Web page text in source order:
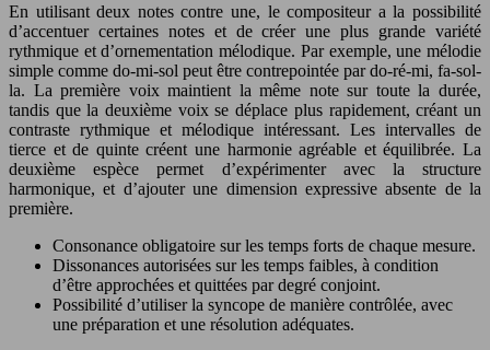
En utilisant deux notes contre une, le compositeur a la possibilité
d’accentuer certaines notes et de créer une plus grande variété
rythmique et d’ornementation mélodique. Par exemple, une mélodie
simple comme do-mi-sol peut être contrepointée par do-ré-mi, fa-sol-
la. La première voix maintient la même note sur toute la durée,
tandis que la deuxième voix se déplace plus rapidement, créant un
contraste rythmique et mélodique intéressant. Les intervalles de
tierce et de quinte créent une harmonie agréable et équilibrée. La
deuxième espèce permet d’expérimenter avec la structure
harmonique, et d’ajouter une dimension expressive absente de la
première.
Consonance obligatoire sur les temps forts de chaque mesure.
Dissonances autorisées sur les temps faibles, à condition
d’être approchées et quittées par degré conjoint.
Possibilité d’utiliser la syncope de manière contrôlée, avec
une préparation et une résolution adéquates.